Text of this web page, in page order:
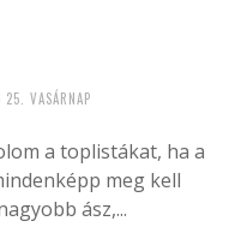
VASÁRNAP
a toplistákat, ha a
meg kell
ász,...